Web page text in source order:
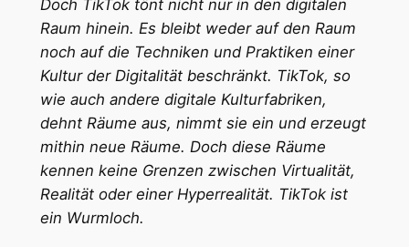
Doch TikTok tönt nicht nur in den digitalen
Raum hinein. Es bleibt weder auf den Raum
noch auf die Techniken und Praktiken einer
Kultur der Digitalität beschränkt. TikTok, so
wie auch andere digitale Kulturfabriken,
dehnt Räume aus, nimmt sie ein und erzeugt
mithin neue Räume. Doch diese Räume
kennen keine Grenzen zwischen Virtualität,
Realität oder einer Hyperrealität. TikTok ist
ein Wurmloch.